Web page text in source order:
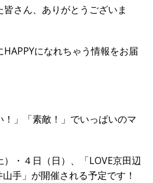
さん、ありがとうございま
になれちゃう情報をお届
！」「素敵！」でいっぱいのマ
・４日（日）、「LOVE京田辺
手」が開催される予定です！